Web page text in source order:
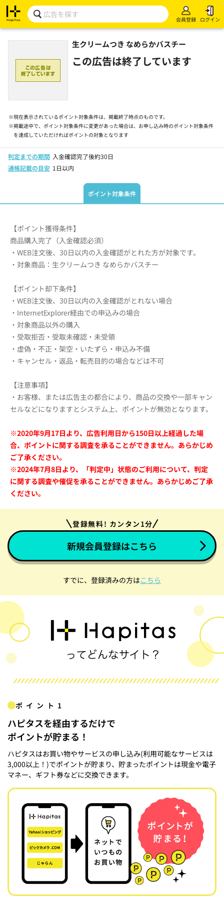
会員登録 ログイン
生クリームつき なめらかバスチー
この広告は終了しています
※現在表示されているポイント対象条件は、掲載終了時点のものです。
※掲載途中で、ポイント対象条件に変更があった場合は、お申し込み時のポイント対象条件
を達成していただければポイントの対象となります
判定までの期間 入金確認完了後約30日
通帳記載の目安 1日以内
ポイント対象条件
【ポイント獲得条件】
商品購入完了（入金確認必須）
・WEB注文後、30日以内の入金確認がとれた方が対象です。
・対象商品：生クリームつき なめらかバスチー
【ポイント却下条件】
・WEB注文後、30日以内の入金確認がとれない場合
・InternetExplorer経由での申込みの場合
・対象商品以外の購入
・受取拒否・受取未確認・未受領
・虚偽・不正・架空・いたずら・申込み不備
・キャンセル・返品・転売目的の場合などは不可
【注意事項】
・お客様、または広告主の都合により、商品の交換や一部キャン
セルなどになりますとシステム上、ポイントが無効となります。
※2020年9月17日より、広告利用日から150日以上経過した場
合、ポイントに関する調査を承ることができません。あらかじめ
ご了承ください。
※2024年7月8日より、「判定中」状態のご利用について、判定
に関する調査や催促を承ることができません。あらかじめご了承
ください。
登録無料! カンタン1分
新規会員登録はこちら
すでに、登録済みの方はこちら
ポイント1
ハピタスを経由するだけで
ポイントが貯まる！
ハピタスはお買い物やサービスの申し込み(利用可能なサービスは
3,000以上！)でポイントが貯まり、貯まったポイントは現金や電子
マネー、ギフト券などに交換できます。